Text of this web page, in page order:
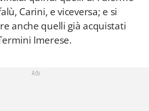
Carini, e viceversa; e si
anche quelli già acquistati
Imerese.
Adv